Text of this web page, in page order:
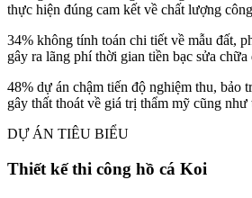
thực hiện đúng cam kết về chất lượng
34% không tính toán chi tiết về mẫu đất,
gây ra lãng phí thời gian tiền bạc sửa chữa
48% dự án chậm tiến độ nghiệm thu, bảo
gây thất thoát về giá trị thẩm mỹ cũng như
DỰ ÁN TIÊU BIỂU
Thiết kế thi công hồ cá Koi